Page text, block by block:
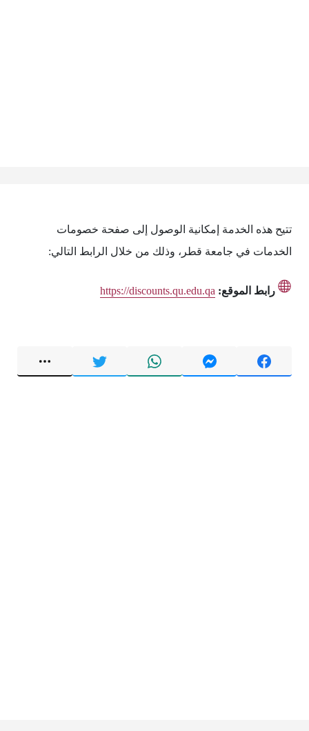
تتيح هذه الخدمة إمكانية الوصول إلى صفحة خصومات
الخدمات في جامعة قطر، وذلك من خلال الرابط التالي:
رابط الموقع: https://discounts.qu.edu.qa